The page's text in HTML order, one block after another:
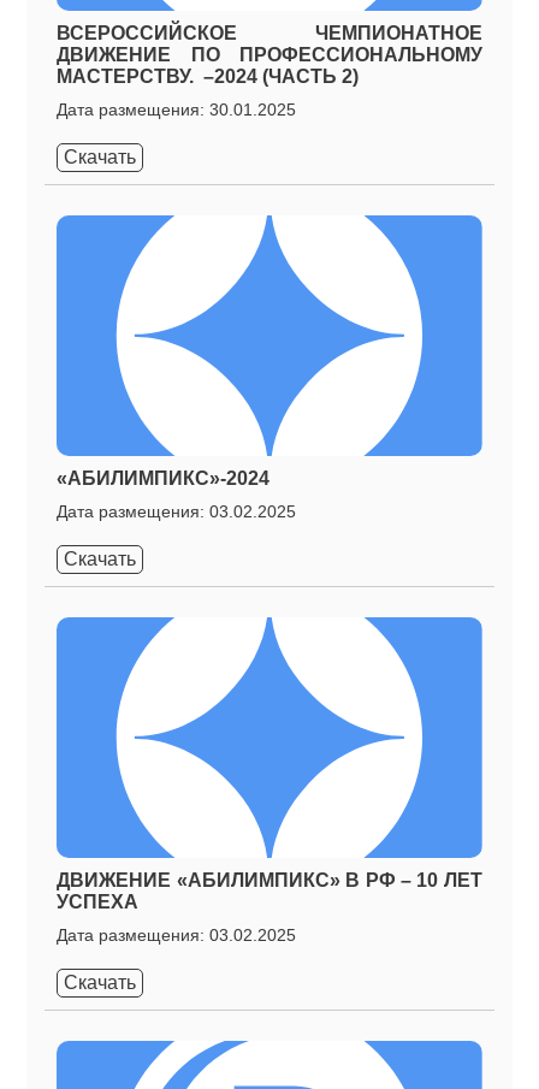
ВСЕРОССИЙСКОЕ ЧЕМПИОНАТНОЕ
ДВИЖЕНИЕ ПО ПРОФЕССИОНАЛЬНОМУ
МАСТЕРСТВУ. –2024 (ЧАСТЬ 2)
Дата размещения: 30.01.2025
Скачать
«АБИЛИМПИКС»-2024
Дата размещения: 03.02.2025
Скачать
ДВИЖЕНИЕ «АБИЛИМПИКС» В РФ – 10 ЛЕТ
УСПЕХА
Дата размещения: 03.02.2025
Скачать